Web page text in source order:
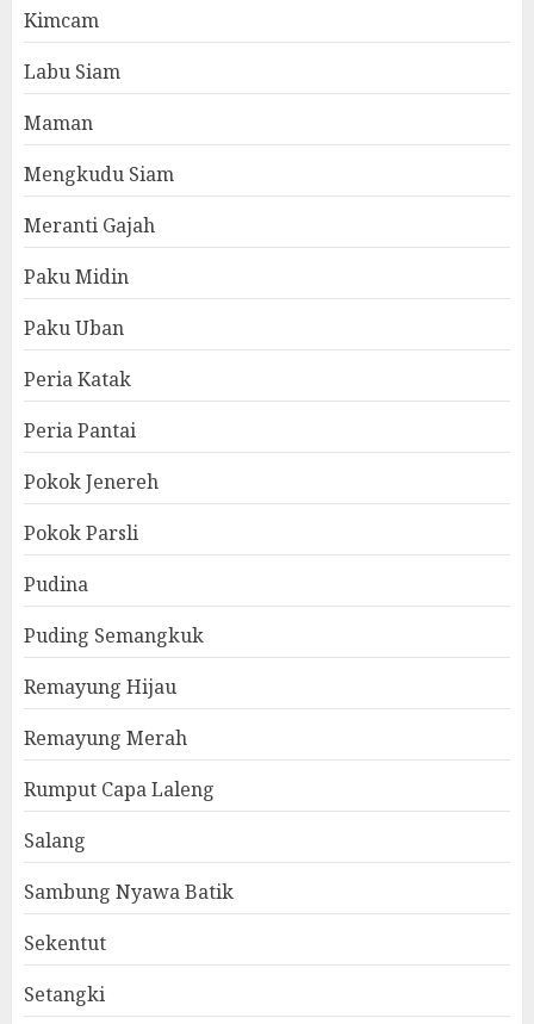
Kimcam
Labu Siam
Maman
Mengkudu Siam
Meranti Gajah
Paku Midin
Paku Uban
Peria Katak
Peria Pantai
Pokok Jenereh
Pokok Parsli
Pudina
Puding Semangkuk
Remayung Hijau
Remayung Merah
Rumput Capa Laleng
Salang
Sambung Nyawa Batik
Sekentut
Setangki